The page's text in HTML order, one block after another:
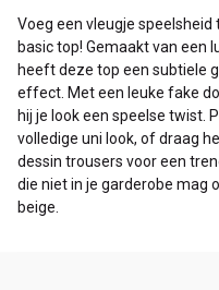
Voeg een vleugje
basic top! Gemaakt van een
heeft deze top een subtiele
effect. Met een leuke fake
hij je look een speelse twist.
volledige uni look, of draag
dessin trousers voor een
die niet in je garderobe mag
beige.